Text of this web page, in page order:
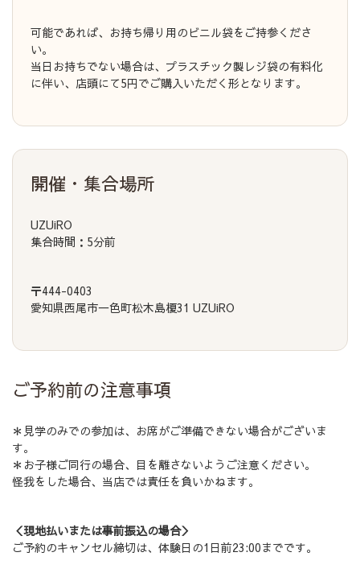
可能であれば、お持ち帰り用のビニル袋をご持参くださ
い。
当日お持ちでない場合は、プラスチック製レジ袋の有料化
に伴い、店頭にて5円でご購入いただく形となります。
開催・集合場所
UZUiRO
集合時間：5分前
〒444-0403
愛知県西尾市一色町松木島榎31 UZUiRO
ご予約前の注意事項
＊見学のみでの参加は、お席がご準備できない場合がございま
す。
＊お子様ご同行の場合、目を離さないようご注意ください。
怪我をした場合、当店では責任を負いかねます。
＜現地払いまたは事前振込の場合＞
ご予約のキャンセル締切は、体験日の1日前23:00までです。